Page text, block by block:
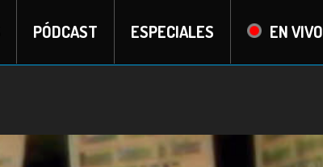
PÓDCAST ESPECIALES EN VIVO